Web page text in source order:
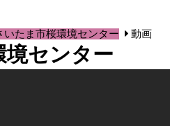
いたま市桜環境センター 動画
境センター